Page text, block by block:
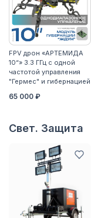
FPV дрон «АРТЕМИДА
10“» 3.3 ГГц с одной
частотой управления
"Гермес" и гибернацией
65 000 ₽
Свет. Защита